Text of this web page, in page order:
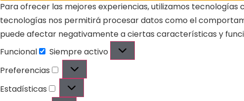
Para ofrecer las mejores experiencias, utilizamos
tecnologías nos permitirá procesar datos como el
puede afectar negativamente a ciertas características y
Funcional
Siempre activo
Preferencias
Estadísticas